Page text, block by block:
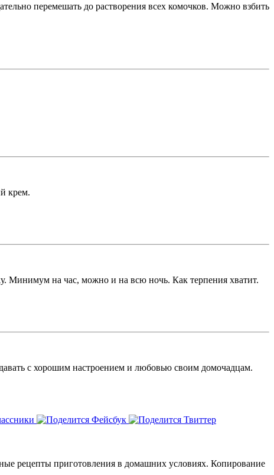
перемешать до растворения всех комочков. Можно взбить
крем.
Минимум на час, можно и на всю ночь. Как терпения хватит.
с хорошим настроением и любовью своим домочадцам.
рецепты приготовления в домашних условиях. Копирование